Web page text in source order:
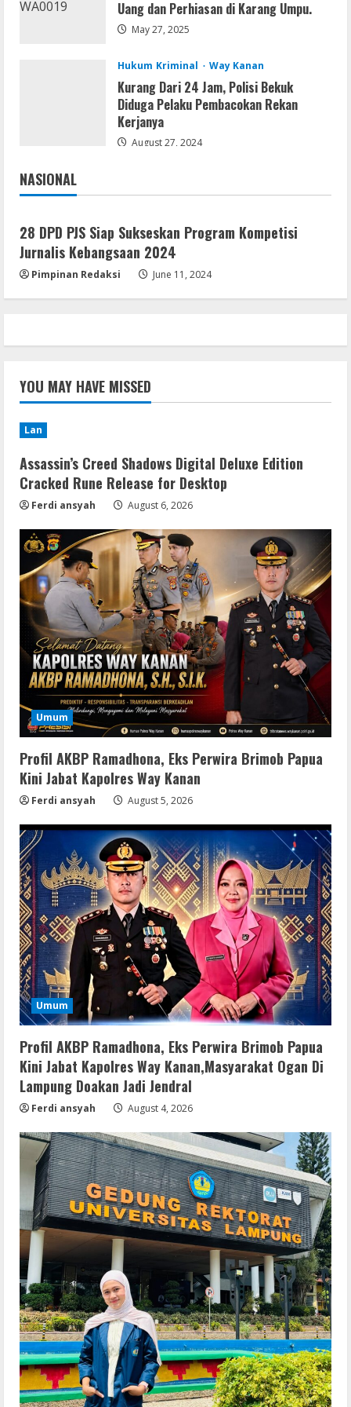
Umum
Ketua Pro Jurnalis Media Siber Way
Putri Ferdiansyah, Lolos di Unila
Jurusan HI
August 4, 2026
Umum
PLN Tegaskan Tiang Listrik Bukan
Infrastruktur Publik; Provider WiFi
Uang dan Perhiasan di Karang Umpu.
May 27, 2025
Hukum Kriminal Way Kanan
Kurang Dari 24 Jam, Polisi Bekuk
Diduga Pelaku Pembacokan Rekan
Kerjanya
August 27, 2024
NASIONAL
Jakarta
28 DPD PJS Siap Sukseskan Program Kompetisi
Jurnalis Kebangsaan 2024
Pimpinan Redaksi June 11, 2024
YOU MAY HAVE MISSED
Lan
Assassin’s Creed Shadows Digital Deluxe Edition
Cracked Rune Release for Desktop
Ferdi ansyah August 6, 2026
Umum
Profil AKBP Ramadhona, Eks Perwira Brimob Papua
Kini Jabat Kapolres Way Kanan
Ferdi ansyah August 5, 2026
Umum
Profil AKBP Ramadhona, Eks Perwira Brimob Papua
Kini Jabat Kapolres Way Kanan,Masyarakat Ogan Di
Lampung Doakan Jadi Jendral
Ferdi ansyah August 4, 2026